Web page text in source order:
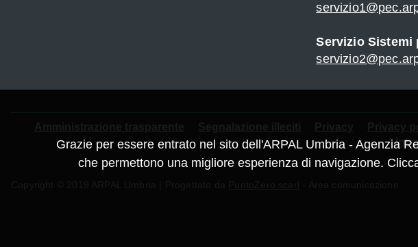
Servizio Sistemi
PièGrazie per essere entrato nel sito dell'ARPAL Umbria - Agenzia
che permettono una migliore esperienza di navigazione.